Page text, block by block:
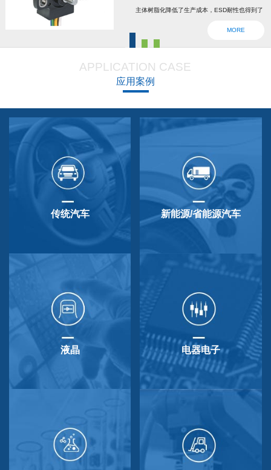
主体树脂化降低了生产成本，ESD耐性也得到了
设回位弹簧，防震动防撞击功能强大，防尘防
QP-3HB标准相同。本产品在游船、铲运车的遥
控手柄、卡车离合器和换挡等方面要求较高的领
MORE
APPLICATION CASE
应用案例
传统汽车 新能源/省能源汽车
液晶 电器电子